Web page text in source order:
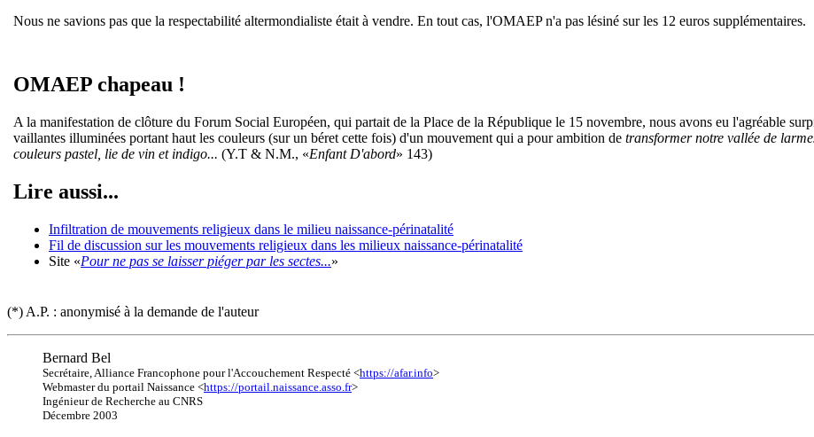
Nous ne savions pas que la respectabilité altermondialiste était à vendre. En tout cas, l'OMAEP n'a pas lésiné sur les 12 euros supplémentaires.
OMAEP chapeau !
A la manifestation de clôture du Forum Social Européen, qui partait de la Place de la République le 15 novembre, nous avons eu l'agréable
vaillantes illuminées portant haut les couleurs (sur un béret cette fois) d'un mouvement qui a pour ambition de transformer notre vallée de
couleurs pastel, lie de vin et indigo... (Y.T & N.M., «Enfant D'abord» 143)
Lire aussi...
Infiltration de mouvements religieux dans le milieu naissance-périnatalité
Fil de discussion sur les mouvements religieux dans les milieux naissance-périnatalité
Site «Pour ne pas se laisser piéger par les sectes...»
(*) A.P. : anonymisé à la demande de l'auteur
Bernard Bel
Secrétaire, Alliance Francophone pour l'Accouchement Respecté <https://afar.info>
Webmaster du portail Naissance <https://portail.naissance.asso.fr>
Ingénieur de Recherche au CNRS
Décembre 2003